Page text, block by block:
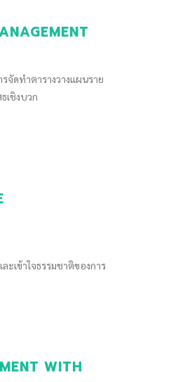
จัดทำตารางวางแผนราย
เชิงบวก
เข้าใจธรรมชาติของการ
WITH